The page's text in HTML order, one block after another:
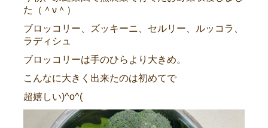
た（＾ν＾）
ブロッコリー、ズッキーニ、セルリー、ルッコラ、
ラディシュ
ブロッコリーは手のひらより大きめ。
こんなに大きく出来たのは初めてで
超嬉しい)^o^(